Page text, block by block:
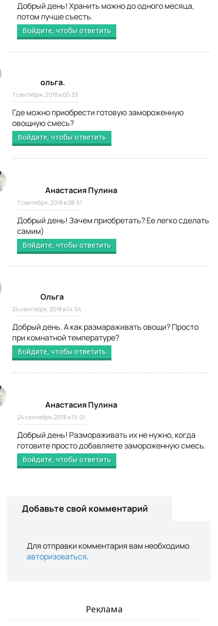
Добрый день! Хранить можно до одного месяца,
потом лучше съесть.
Войдите, чтобы ответить
ольга.
7 сентября, 2018 в 00:33
Где можно приобрести готовую замороженную
овощную смесь?
Войдите, чтобы ответить
Анастасия Пулина
7 сентября, 2018 в 08:51
Добрый день! Зачем приобретать? Ее легко сделать
самим)
Войдите, чтобы ответить
Ольга
24 сентября, 2018 в 14:54
Добрый день. А как размараживать овощи? Просто
при комнатной температуре?
Войдите, чтобы ответить
Анастасия Пулина
24 сентября, 2018 в 15:01
Добрый день! Размораживать их не нужно, когда
готовите просто добавляете замороженную смесь.
Войдите, чтобы ответить
Добавьте свой комментарий
Для отправки комментария вам необходимо
авторизоваться.
Реклама